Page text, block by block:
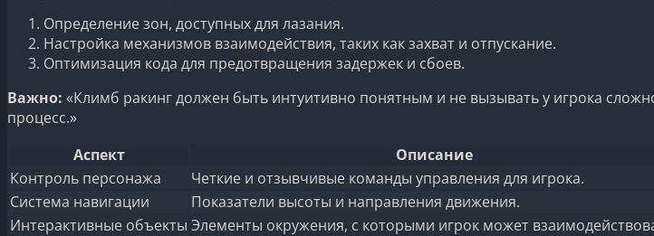
Определение зон, доступных для лазания.
Настройка механизмов взаимодействия, таких как захват и отпускание.
Оптимизация кода для предотвращения задержек и сбоев.
Важно: «Климб ракинг должен быть интуитивно понятным и не вызывать у игрока
процесс.»
Аспект
Описание
Контроль персонажа
Четкие и отзывчивые команды управления для игрока.
Система навигации
Показатели высоты и направления движения.
Интерактивные объекты Элементы окружения, с которыми игрок может